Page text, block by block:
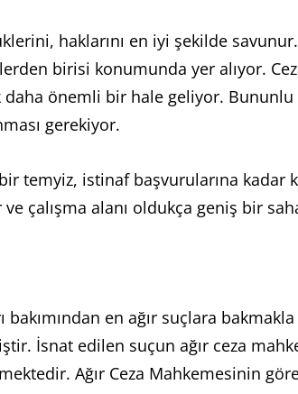
haklarını en iyi şekilde
birisi konumunda yer alıyor.
önemli bir hale geliyor.
gerekiyor.
temyiz, istinaf başvurularına kadar
çalışma alanı oldukça geniş bir
en ağır suçlara
İsnat edilen suçun ağır ceza
Ağır Ceza Mahkemesinin